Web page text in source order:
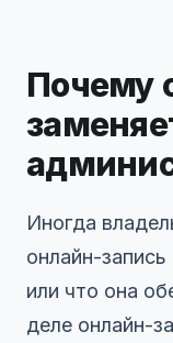
Почему
Иногда
онлайн-
или что она
деле онлайн-